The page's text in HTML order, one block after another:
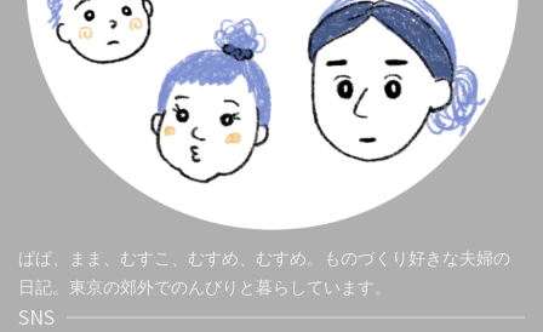
ぱぱ、まま、むすこ、むすめ、むすめ。ものづくり好きな夫婦の
日記。東京の郊外でのんびりと暮らしています。
SNS